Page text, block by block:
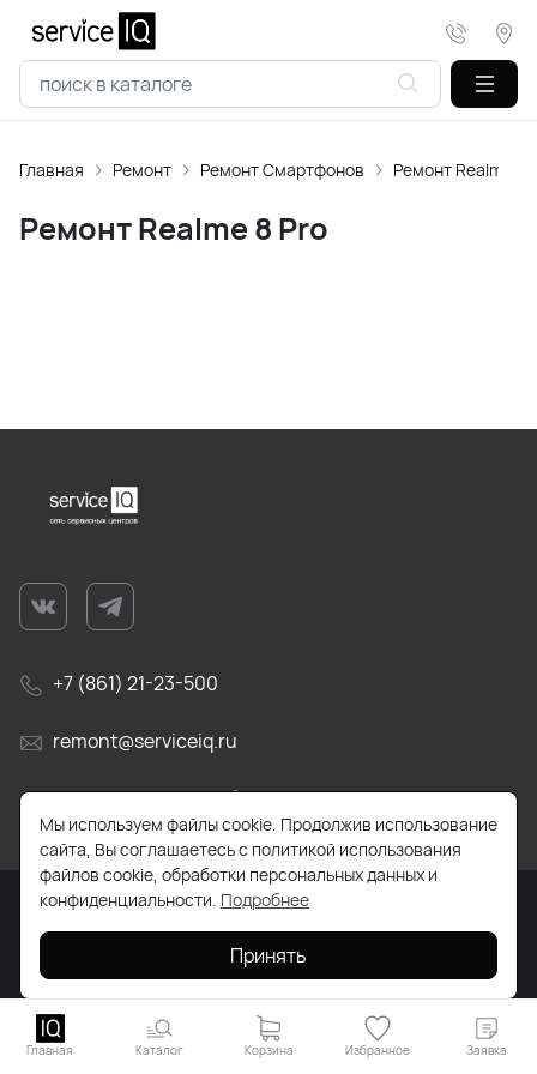
Главная Ремонт Ремонт Смартфонов Ремонт Realme
Ремонт Realme 8 Pro
+7 (861) 21-23-500
remont@serviceiq.ru
г. Краснодар, ул. Бабушкина, д. 309
2026 © Все права защищены. Работает на ReadyScript
Главная Каталог Корзина Избранное Заявка
Мы используем файлы cookie. Продолжив использование
сайта, Вы соглашаетесь с политикой использования
файлов cookie, обработки персональных данных и
конфиденциальности. Подробнее
Принять